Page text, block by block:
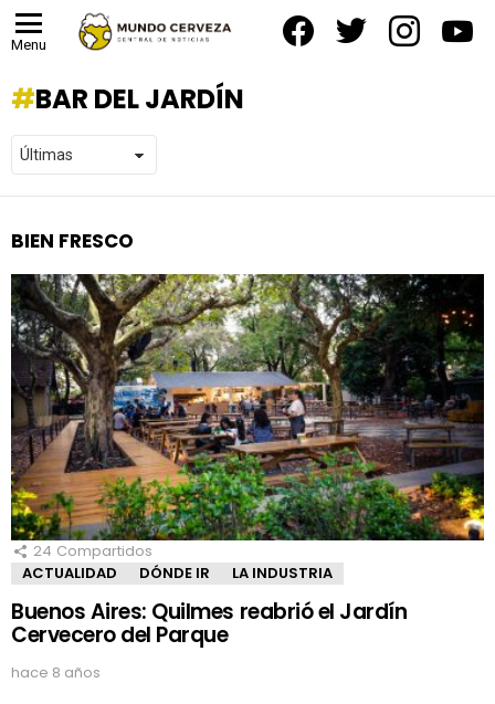
Menu
BAR DEL JARDÍN
BIEN FRESCO
24 Compartidos
ACTUALIDAD
DÓNDE IR LA INDUSTRIA
Buenos Aires: Quilmes reabrió el Jardín
Cervecero del Parque
hace 8 años